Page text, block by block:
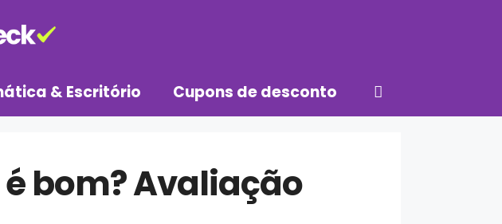
& Escritório Cupons de desconto
é bom? Avaliação